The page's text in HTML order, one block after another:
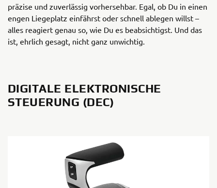
präzise und zuverlässig vorhersehbar. Egal, ob Du in einen
engen Liegeplatz einfährst oder schnell ablegen willst –
alles reagiert genau so, wie Du es beabsichtigst. Und das
ist, ehrlich gesagt, nicht ganz unwichtig.
DIGITALE ELEKTRONISCHE
STEUERUNG (DEC)